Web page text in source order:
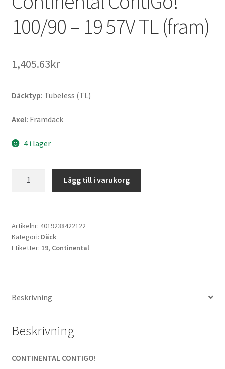
100/90 – 19 57V TL (fram)
1,405.63kr
Däcktyp: Tubeless (TL)
Axel: Framdäck
4 i lager
19
57V
TL
Lägg till i varukorg
Artikelnr: 4019238422122
Kategori: Däck
Etiketter: 19, Continental
Beskrivning
Beskrivning
CONTINENTAL CONTIGO!